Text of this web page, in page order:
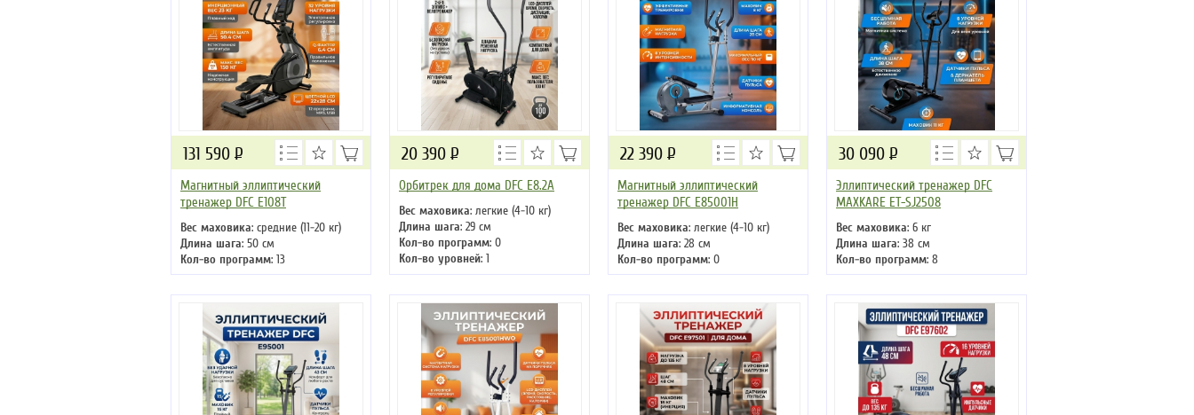
Магнитный эллиптический
тренажер DFC E108T
Вес маховика: средние (11-20 кг)
Длина шага: 50 см
Кол-во программ: 13
Кол-во уровней: 32
Макс. вес: 150 кг
Привод
131 590 Р
Орбитрек для дома DFC E8.2A
Вес маховика: легкие (4-10 кг)
Длина шага: 29 см
Кол-во программ: 0
Кол-во уровней: 1
Макс. вес: 100 кг
20 390 Р
Магнитный эллиптический
тренажер DFC E85001H
Вес маховика: легкие (4-10 кг)
Длина шага: 28 см
Кол-во программ: 0
Кол-во уровней: 8
Макс. вес: 110 кг
Привод: задний
22 390 Р
Эллиптический тренажер DFC
MAXKARE ET-SJ2508
Вес маховика: 6 кг
Длина шага: 38 см
Кол-во программ: 8
Кол-во уровней: 8
Макс. вес: 130 кг
Привод: задний
30 090 Р